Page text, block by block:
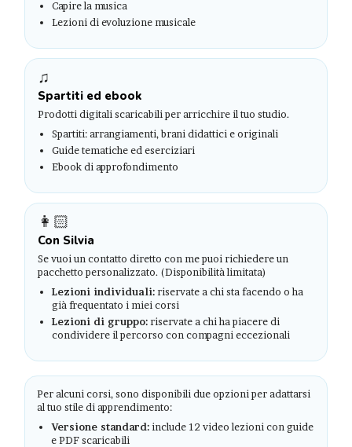
Capire la musica
Lezioni di evoluzione musicale
♫
Spartiti ed ebook
Prodotti digitali scaricabili per arricchire il tuo studio.
Spartiti: arrangiamenti, brani didattici e originali
Guide tematiche ed eserciziari
Ebook di approfondimento
👩🏻
Con Silvia
Se vuoi un contatto diretto con me puoi richiedere un
pacchetto personalizzato. (Disponibilità limitata)
Lezioni individuali: riservate a chi sta facendo o ha
già frequentato i miei corsi
Lezioni di gruppo: riservate a chi ha piacere di
condividere il percorso con compagni eccezionali
Per alcuni corsi, sono disponibili due opzioni per adattarsi
al tuo stile di apprendimento:
Versione standard: include 12 video lezioni con guide
e PDF scaricabili